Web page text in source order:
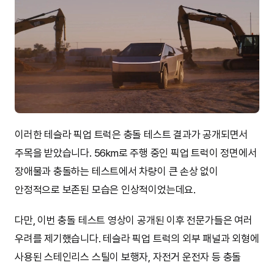
이러한 테슬라 픽업 트럭은 충돌 테스트 결과가 공개되면서
주목을 받았습니다. 56km로 주행 중인 픽업 트럭이 정면에서
장애물과 충돌하는 테스트에서 차량이 큰 손상 없이
안정적으로 보존된 모습은 인상적이었는데요.
다만, 이번 충돌 테스트 영상이 공개된 이후 전문가들은 여러
우려를 제기했습니다. 테슬라 픽업 트럭의 외부 패널과 외형에
사용된 스테인리스 스틸이 보행자, 자전거 운전자 등 충돌